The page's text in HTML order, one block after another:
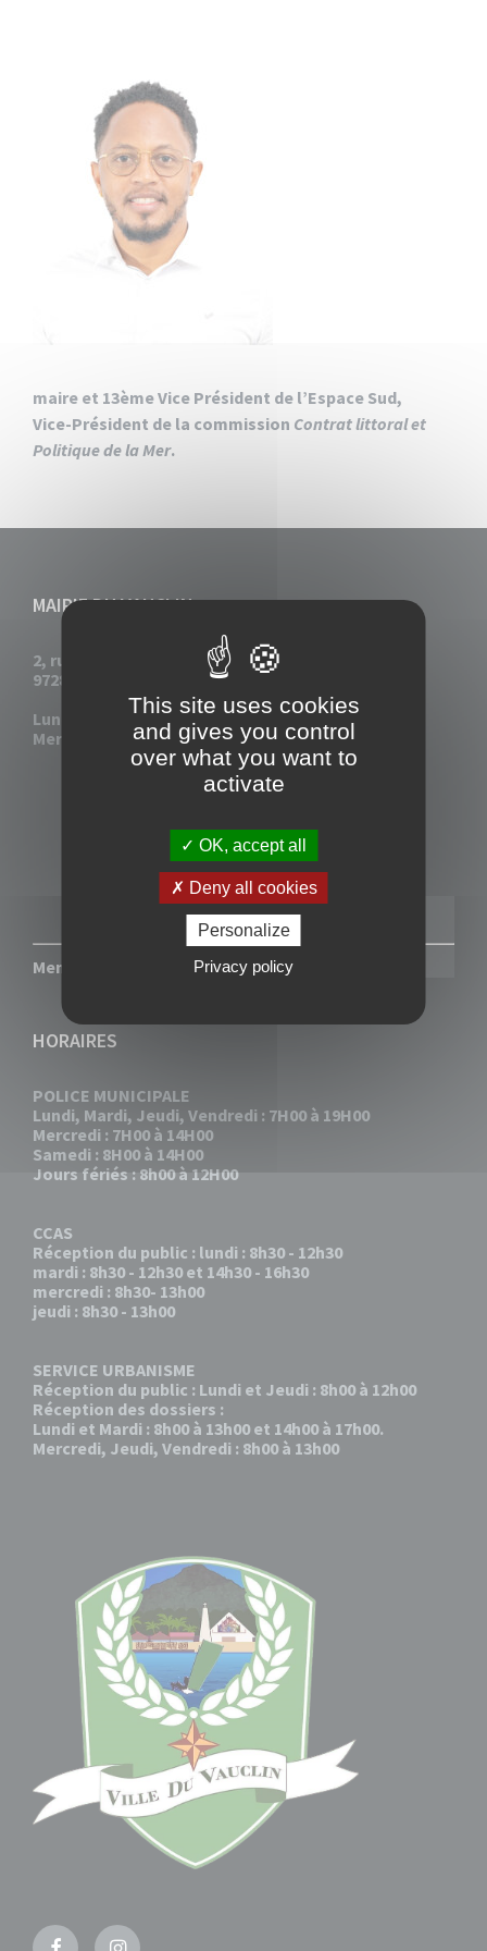
maire et 13ème Vice Président de l’Espace Sud,
Vice-Président de la commission Contrat littoral et
Politique de la Mer.
MAIRIE DU VAUCLIN
2, rue Collignon
97280 Le Vauclin
Lun - Mar : 7h30- 13h & 14h-17h
Mer-Jeu-Vend : 7h30 - 13h30
Mentions légales Politique de confidentialité
HORAIRES
POLICE MUNICIPALE
Lundi, Mardi, Jeudi, Vendredi : 7H00 à 19H00
Mercredi : 7H00 à 14H00
Samedi : 8H00 à 14H00
Jours fériés : 8h00 à 12H00
CCAS
Réception du public : lundi : 8h30 - 12h30
mardi : 8h30 - 12h30 et 14h30 - 16h30
mercredi : 8h30- 13h00
jeudi : 8h30 - 13h00
SERVICE URBANISME
Réception du public : Lundi et Jeudi : 8h00 à 12h00
Réception des dossiers :
Lundi et Mardi : 8h00 à 13h00 et 14h00 à 17h00.
Mercredi, Jeudi, Vendredi : 8h00 à 13h00
FacebookInstagram
This site uses cookies
and gives you control
over what you want to
activate
OK, accept all
Deny all cookies
Personalize
Privacy policy